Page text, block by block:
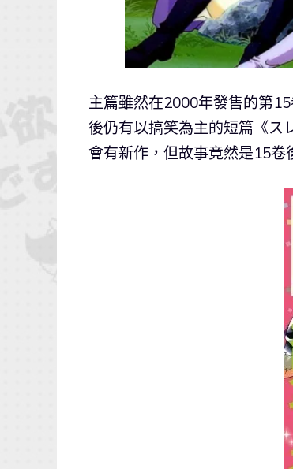
主篇雖然在2000年發售的第
後仍有以搞笑為主的短篇《ス
會有新作，但故事竟然是15卷